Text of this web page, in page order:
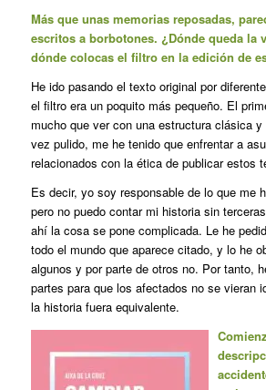
Más que unas memorias reposadas,
escritos a borbotones. ¿Dónde queda la
dónde colocas el filtro en la edición de
He ido pasando el texto original por
el filtro era un poquito más pequeño. El
mucho que ver con una estructura clásica
vez pulido, me he tenido que enfrentar a
relacionados con la ética de publicar estos
Es decir, yo soy responsable de lo que me
pero no puedo contar mi historia sin
ahí la cosa se pone complicada. Le he
todo el mundo que aparece citado, y lo he
algunos y por parte de otros no. Por tanto,
partes para que los afectados no se vieran
la historia fuera equivalente.